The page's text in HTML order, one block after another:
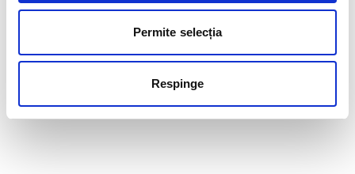
Permite selecția
Respinge